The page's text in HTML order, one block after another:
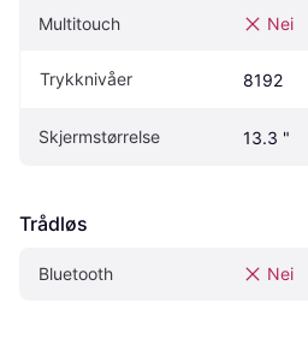
Multitouch Nei
Trykknivåer 8192
Skjermstørrelse 13.3 "
Trådløs
Bluetooth Nei